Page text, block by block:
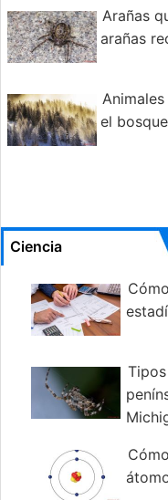
Arañas
arañas
el
Ciencia